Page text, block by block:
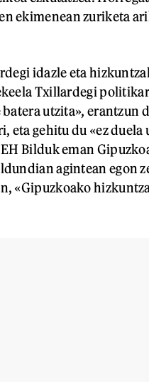
ekimenean zuriketa
idazle eta
Txillardegi
utzita», erantzun
eta gehitu du «ez duela
Bilduk eman
agintean egon
«Gipuzkoako